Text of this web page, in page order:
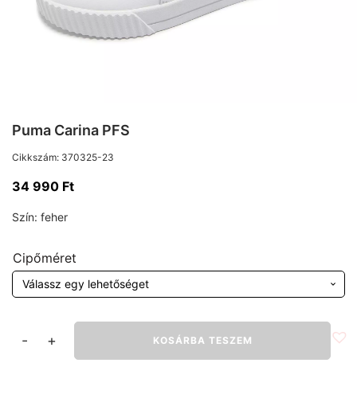
Puma Carina PFS
Cikkszám: 370325-23
34 990 Ft
Szín: feher
Cipőméret
-
Carina
+ KOSÁRBA TESZEM